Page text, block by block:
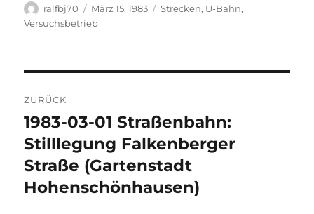
Autor
ralfbj70
Veröffentlicht
am
März 15, 1983 Kategorien
Strecken, U-Bahn,
Versuchsbetrieb
ZURÜCK
Vorheriger
Beitrag:
1983-03-01 Straßenbahn:
Stilllegung Falkenberger
Straße (Gartenstadt
Hohenschönhausen)